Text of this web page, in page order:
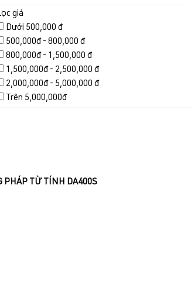
giá
Dưới 500,000 đ
500,000đ - 800,000 đ
800,000đ - 1,500,000 đ
1,500,000đ - 2,500,000 đ
2,000,000đ - 5,000,000 đ
Trên 5,000,000đ
PHÁP TỪ TÍNH DA400S